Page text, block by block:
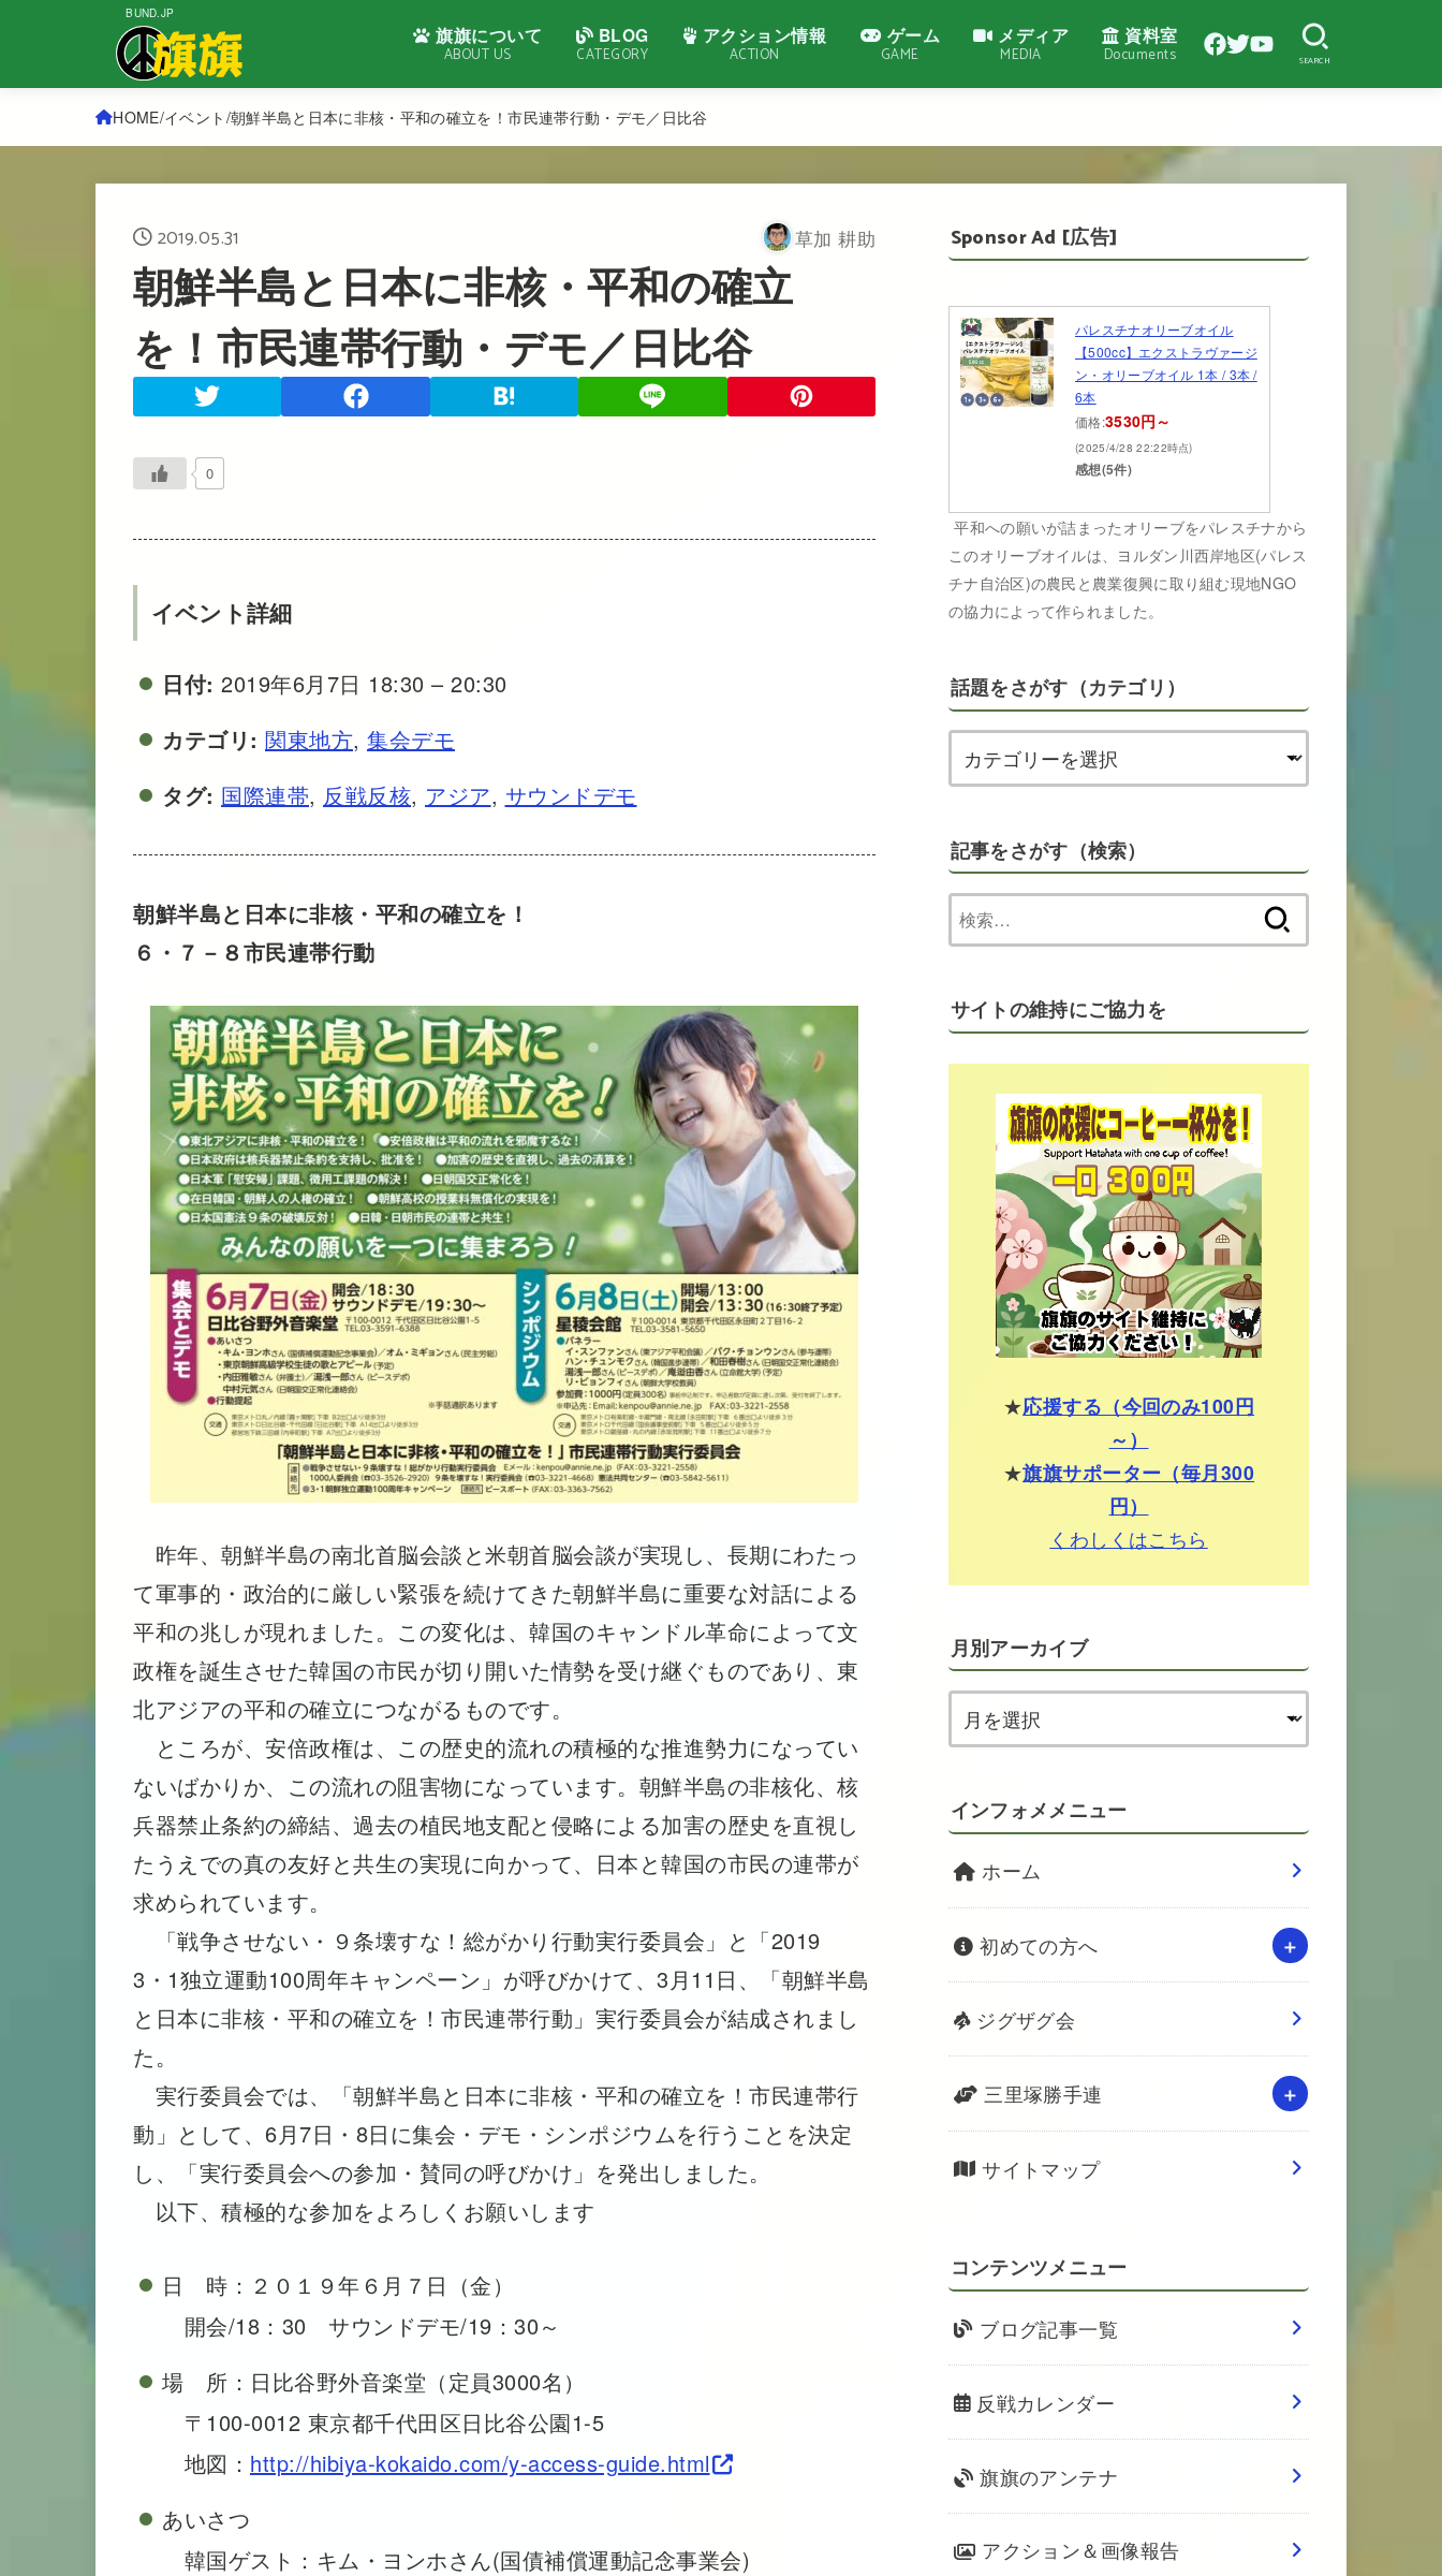
BUND.JP
旗旗について
ABOUT US
BLOG
CATEGORY
アクション情報
ACTION
ゲーム
GAME
メディア
MEDIA
資料室
Documents SEARCH
HOME イベント 朝鮮半島と日本に非核・平和の確立を！市民連帯行動・デモ／日比谷
2019.05.31 草加 耕助
朝鮮半島と日本に非核・平和の確立
を！市民連帯行動・デモ／日比谷
0
イベント詳細
日付: 2019年6月7日 18:30 – 20:30
カテゴリ: 関東地方, 集会デモ
タグ: 国際連帯, 反戦反核, アジア, サウンドデモ
朝鮮半島と日本に非核・平和の確立を！
６・７－８市民連帯行動
昨年、朝鮮半島の南北首脳会談と米朝首脳会談が実現し、長期にわたっ
て軍事的・政治的に厳しい緊張を続けてきた朝鮮半島に重要な対話による
平和の兆しが現れました。この変化は、韓国のキャンドル革命によって文
政権を誕生させた韓国の市民が切り開いた情勢を受け継ぐものであり、東
北アジアの平和の確立につながるものです。
ところが、安倍政権は、この歴史的流れの積極的な推進勢力になってい
ないばかりか、この流れの阻害物になっています。朝鮮半島の非核化、核
兵器禁止条約の締結、過去の植民地支配と侵略による加害の歴史を直視し
たうえでの真の友好と共生の実現に向かって、日本と韓国の市民の連帯が
求められています。
「戦争させない・９条壊すな！総がかり行動実行委員会」と「2019
3・1独立運動100周年キャンペーン」が呼びかけて、3月11日、「朝鮮半島
と日本に非核・平和の確立を！市民連帯行動」実行委員会が結成されまし
た。
実行委員会では、「朝鮮半島と日本に非核・平和の確立を！市民連帯行
動」として、6月7日・8日に集会・デモ・シンポジウムを行うことを決定
し、「実行委員会への参加・賛同の呼びかけ」を発出しました。
以下、積極的な参加をよろしくお願いします
日 時：２０１９年６月７日（金）
開会/18：30 サウンドデモ/19：30～
場 所：日比谷野外音楽堂（定員3000名）
〒100-0012 東京都千代田区日比谷公園1-5
地図： http://hibiya-kokaido.com/y-access-guide.html
あいさつ
韓国ゲスト：キム・ヨンホさん(国債補償運動記念事業会)
Sponsor Ad [広告]
パレスチナオリーブオイル
【500cc】エクストラヴァージ
ン・オリーブオイル 1本 / 3本 /
6本
価格:3530円～
(2025/4/28 22:22時点)
感想(5件)
平和への願いが詰まったオリーブをパレスチナから
このオリーブオイルは、ヨルダン川西岸地区(パレス
チナ自治区)の農民と農業復興に取り組む現地NGO
の協力によって作られました。
話題をさがす（カテゴリ）
記事をさがす（検索）
索:
サイトの維持にご協力を
★応援する（今回のみ100円
～）
★旗旗サポーター（毎月300
円）
くわしくはこちら
月別アーカイブ
インフォメメニュー
ホーム
初めての方へ
ジグザグ会
三里塚勝手連
サイトマップ
コンテンツメニュー
ブログ記事一覧
反戦カレンダー
旗旗のアンテナ
アクション＆画像報告